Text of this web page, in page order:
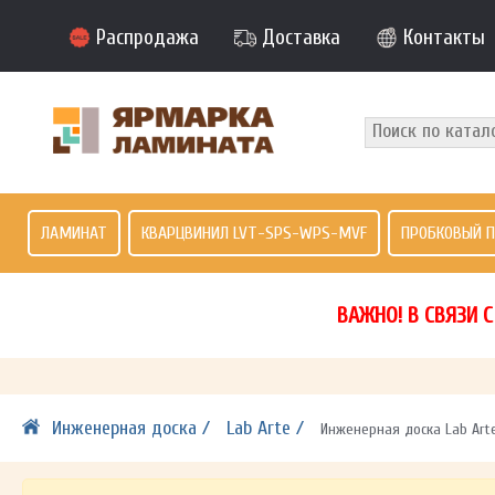
Распродажа Доставка Контакты
ЛАМИНАТ КВАРЦВИНИЛ LVT-SPS-WPS-MVF ПРОБКОВЫЙ
ВАЖНО! В СВЯЗИ
Инженерная доска / Lab Arte / Инженерная доска Lab